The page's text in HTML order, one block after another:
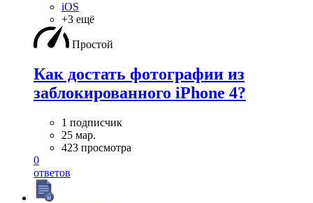
iOS
+3 ещё
Простой
Как достать фотографии из
заблокированного iPhone 4?
1 подписчик
25 мар.
423 просмотра
0
ответов